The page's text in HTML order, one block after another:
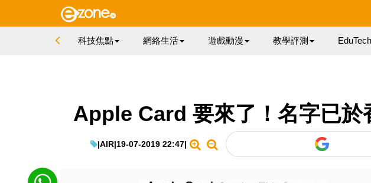
科技焦點 網絡生活 遊戲動漫 教學評測 EduTech
Apple Card 要來了！名字已於
|AIR|19-07-2019 22:47|